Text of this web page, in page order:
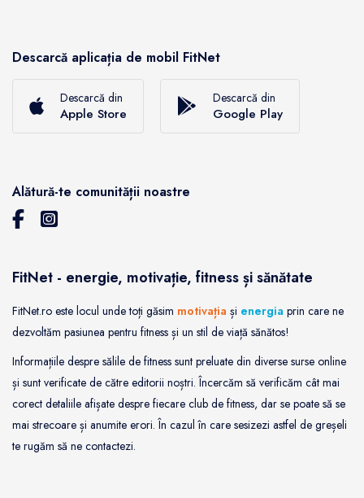
Descarcă aplicația de mobil FitNet
Descarcă din
Apple Store
Descarcă din
Google Play
Alătură-te comunității noastre
FitNet - energie, motivație, fitness și sănătate
FitNet.ro este locul unde toți găsim motivația și energia prin care ne
dezvoltăm pasiunea pentru fitness și un stil de viață sănătos!
Informațiile despre sălile de fitness sunt preluate din diverse surse online
și sunt verificate de către editorii noștri. Încercăm să verificăm cât mai
corect detaliile afișate despre fiecare club de fitness, dar se poate să se
mai strecoare și anumite erori. În cazul în care sesizezi astfel de greșeli
te rugăm să ne contactezi.